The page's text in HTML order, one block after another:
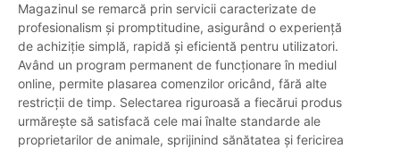
Magazinul se remarcă prin servicii caracterizate de
profesionalism și promptitudine, asigurând o experiență
de achiziție simplă, rapidă și eficientă pentru utilizatori.
Având un program permanent de funcționare în mediul
online, permite plasarea comenzilor oricând, fără alte
restricții de timp. Selectarea riguroasă a fiecărui produs
urmărește să satisfacă cele mai înalte standarde ale
proprietarilor de animale, sprijinind sănătatea și fericirea